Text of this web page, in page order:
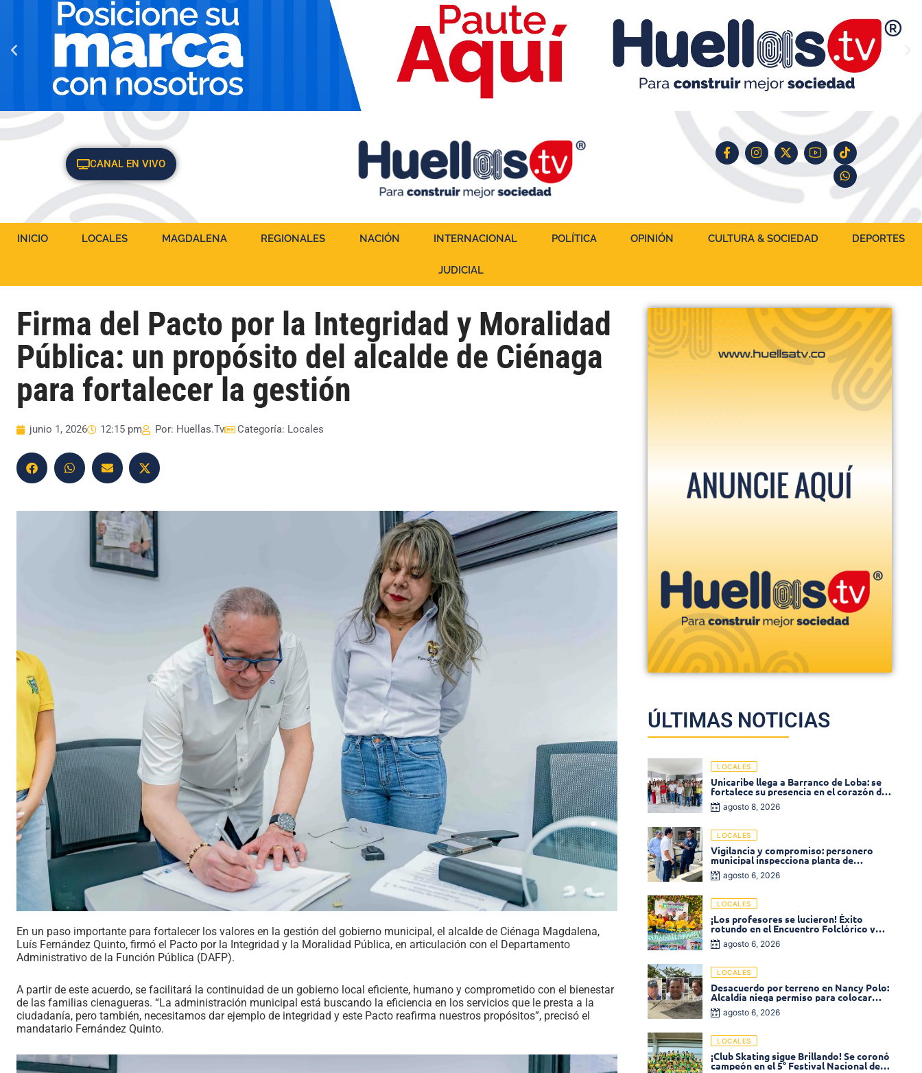
CANAL EN VIVO
INICIO LOCALES MAGDALENA REGIONALES NACIÓN INTERNACIONAL POLÍTICA OPINIÓN CULTURA & SOCIEDAD DEPORTES
JUDICIAL
Firma del Pacto por la Integridad y Moralidad
Pública: un propósito del alcalde de Ciénaga
para fortalecer la gestión
junio 1, 2026 12:15 pm Por: Huellas.Tv Categoría: Locales
En un paso importante para fortalecer los valores en la gestión del gobierno municipal, el alcalde de Ciénaga Magdalena,
Luís Fernández Quinto, firmó el Pacto por la Integridad y la Moralidad Pública, en articulación con el Departamento
Administrativo de la Función Pública (DAFP).
A partir de este acuerdo, se facilitará la continuidad de un gobierno local eficiente, humano y comprometido con el bienestar
de las familias cienagueras. “La administración municipal está buscando la eficiencia en los servicios que le presta a la
ciudadanía, pero también, necesitamos dar ejemplo de integridad y este Pacto reafirma nuestros propósitos”, precisó el
mandatario Fernández Quinto.
ÚLTIMAS NOTICIAS
LOCALES
Unicaribe llega a Barranco de Loba: se
fortalece su presencia en el corazón del
departamento de Bolívar
agosto 8, 2026
LOCALES
Vigilancia y compromiso: personero
municipal inspecciona planta de
tratamiento de agua
agosto 6, 2026
LOCALES
¡Los profesores se lucieron! Éxito
rotundo en el Encuentro Folclórico y
Cultural del Magisterio 2026 en Ciénaga
agosto 6, 2026
LOCALES
Desacuerdo por terreno en Nancy Polo:
Alcaldía niega permiso para colocar
venta de comidas
agosto 6, 2026
LOCALES
¡Club Skating sigue Brillando! Se coronó
campeón en el 5° Festival Nacional de